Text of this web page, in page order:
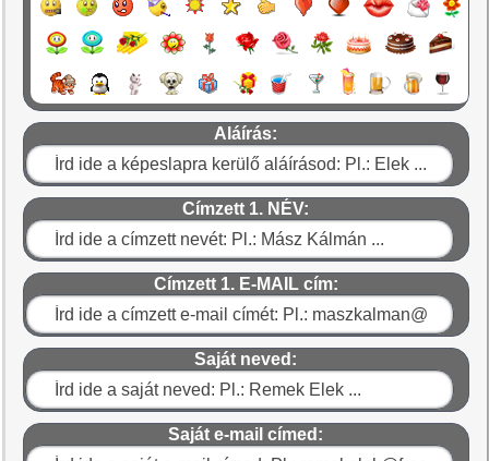
Aláírás:
Címzett 1. NÉV:
Címzett 1. E-MAIL cím:
Saját neved:
Saját e-mail címed: